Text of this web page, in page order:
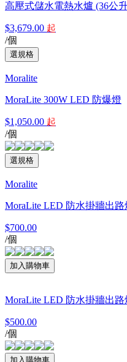
高壓式儲水電熱水爐 (36公
$3,679.00 起
/個
Moralite
MoraLite 300W LED 防爆燈
$1,050.00 起
/個
Moralite
MoraLite LED 防水掛牆出路
$700.00
/個
MoraLite LED 防水掛牆出路
$500.00
/個